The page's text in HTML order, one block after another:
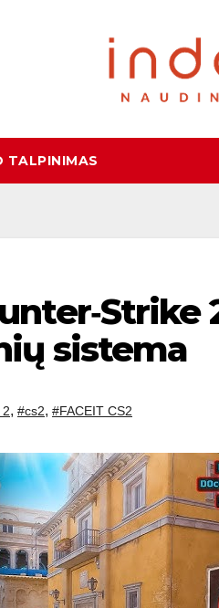
TALPINIMAS
sistema
, #cs2, #FACEIT CS2